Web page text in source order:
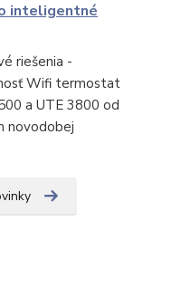
inteligentné
riešenia -
Wifi termostat
a UTE 3800 od
novodobej